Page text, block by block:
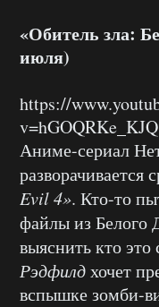
«Обитель зла:
июля)
https://
v=hGOQRKe_KJQ
Аниме-сериал
разворачивается
Evil 4». Кто-то
файлы из
выяснить кто это
Рэдфилдхочет
вспышке зомби-